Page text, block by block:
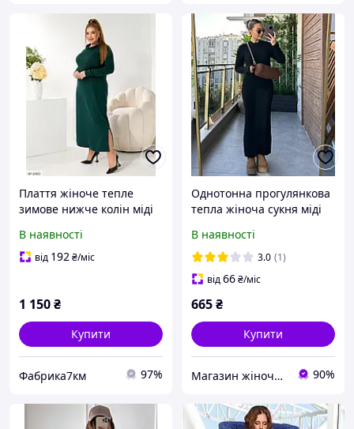
Плаття жіноче тепле
зимове нижче колін міді
силуету з розрізом великі
розміри 50-64
В наявності
від 192₴/міс
1 150₴
Купити
Фабрика7км 97%
Однотонна прогулянкова
тепла жіноча сукня міді
рубчик у кольорах
В наявності
3.0 (1)
від66₴/міс
665₴
Купити
Магазин жіночого одягу "Lamade" 90%